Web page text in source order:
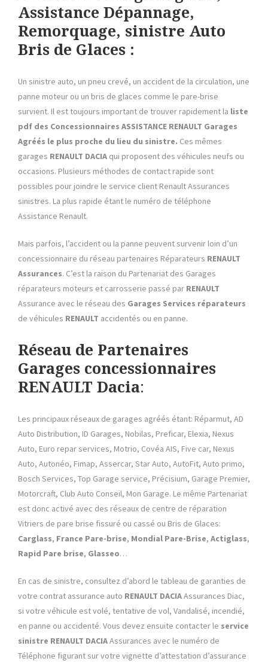
Assistance Dépannage,
Remorquage, sinistre Auto
Bris de Glaces :
Un sinistre auto, un pneu crevé, un accident de la circulation, une
panne moteur ou un bris de glaces comme le pare-brise
survient. Il est toujours important de trouver rapidement la liste
pdf des Concessionnaires ASSISTANCE RENAULT Garages
Agréés le plus proche du lieu du sinistre. Ces mêmes
garages RENAULT DACIA qui proposent des véhicules neufs ou
occasions. Plusieurs méthodes de contact rapide sont
possibles pour joindre le service client Renault Assurances
sinistres. La plus rapide étant le numéro de téléphone
Assistance Renault.
Mais parfois, l’accident ou la panne peuvent survenir loin d’un
concessionnaire du réseau partenaires Réparateurs RENAULT
Assurances. C’est la raison du Partenariat des Garages
réparateurs moteurs et carrosserie passé par RENAULT
Assurance avec le réseau des Garages Services réparateurs
de véhicules RENAULT accidentés ou en panne.
Réseau de Partenaires
Garages concessionnaires
RENAULT Dacia:
Les principaux réseaux de garages agréés étant: Réparmut, AD
Auto Distribution, ID Garages, Nobilas, Preficar, Elexia, Nexus
Auto, Euro repar services, Motrio, Covéa AIS, Five car, Nexus
Auto, Autonéo, Fimap, Assercar, Star Auto, AutoFit, Auto primo,
Bosch Services, Top Garage service, Précisium, Garage Premier,
Motorcraft, Club Auto Conseil, Mon Garage. Le même Partenariat
est donc activé avec des réseaux de centre de réparation
Vitriers de pare brise fissuré ou cassé ou Bris de Glaces:
Carglass, France Pare-brise, Mondial Pare-Brise, Actiglass,
Rapid Pare brise, Glasseo…
En cas de sinistre, consultez d’abord le tableau de garanties de
votre contrat assurance auto RENAULT DACIAAssurances Diac,
si votre véhicule est volé, tentative de vol, Vandalisé, incendié,
en panne ou accidenté. Vous devez ensuite contacter le service
sinistre RENAULT DACIAAssurances avec le numéro de
Téléphone figurant sur votre vignette d’attestation d’assurance